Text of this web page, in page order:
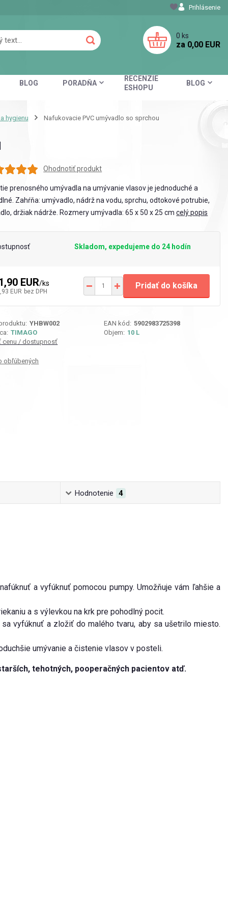
BLOG PORADŇA
RECENZIE
ESHOPU
BLOG
Prihlásenie
0 ks
za 0,00 EUR
hygienu Nafukovacie PVC umývadlo so sprchou
Ohodnotiť produkt
prenosného umývadla na umývanie vlasov je jednoduché a
Zahŕňa: umývadlo, nádrž na vodu, sprchu, odtokové potrubie,
držiak nádrže. Rozmery umývadla: 65 x 50 x 25 cmcelý popis
Skladom, expedujeme do 24 hodín
EUR/ks
EUR bez DPH
Pridať do košíka
YHBW002 EAN kód: 5902983725398
TIMAGO Objem: 10 L
cenu / dostupnosť
obľúbených
Hodnotenie 4
a vyfúknuť pomocou pumpy. Umožňuje vám ľahšie a
a s výlevkou na krk pre pohodlný pocit.
vyfúknuť a zložiť do malého tvaru, aby sa ušetrilo miesto.
umývanie a čistenie vlasov v posteli.
tehotných, pooperačných pacientov atď.